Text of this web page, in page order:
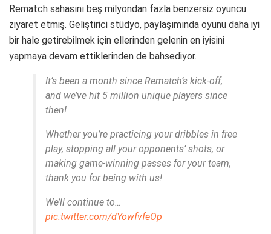
Rematch sahasını beş milyondan fazla benzersiz oyuncu
ziyaret etmiş. Geliştirici stüdyo, paylaşımında oyunu daha iyi
bir hale getirebilmek için ellerinden gelenin en iyisini
yapmaya devam ettiklerinden de bahsediyor.
It’s been a month since Rematch’s kick-off,
and we’ve hit 5 million unique players since
then!
Whether you’re practicing your dribbles in free
play, stopping all your opponents’ shots, or
making game-winning passes for your team,
thank you for being with us!
We’ll continue to…
pic.twitter.com/dYowfvfeOp